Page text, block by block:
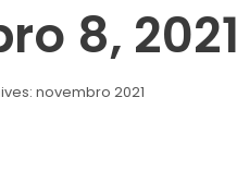
8, 2021
novembro 2021